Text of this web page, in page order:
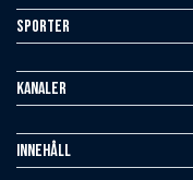
Sporter
Kanaler
Innehåll